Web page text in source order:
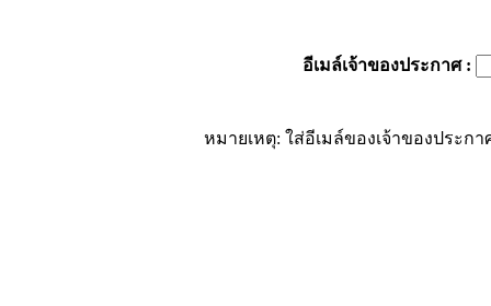
อีเมล์เจ้าของประกาศ:
หมายเหตุ: ใส่อีเมล์ของเจ้าของประก